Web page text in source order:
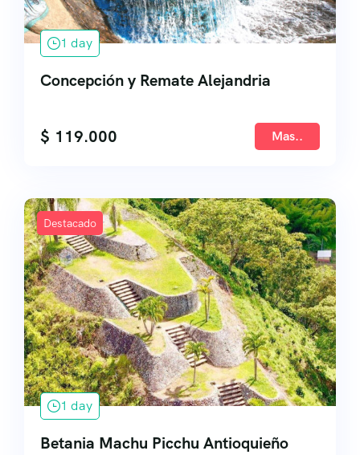
1 day
Concepción y Remate Alejandria
$ 119.000 Mas..
Destacado
1 day
Betania Machu Picchu Antioquieño